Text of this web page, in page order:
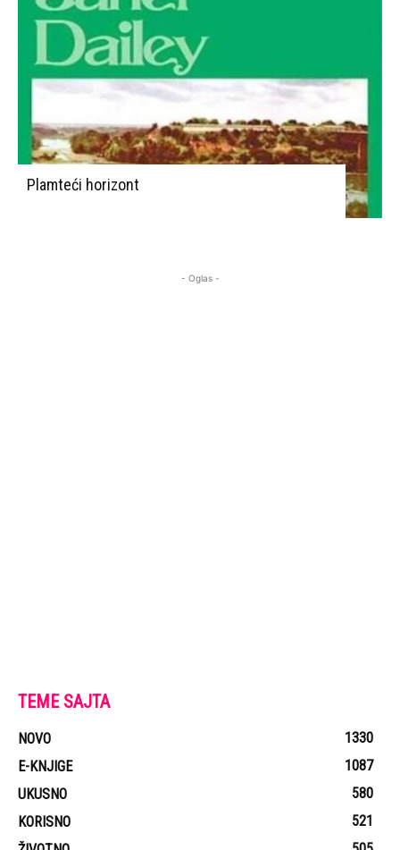
Plamteći horizont
- Oglas -
TEME SAJTA
NOVO
1330
E-KNJIGE
1087
UKUSNO
580
KORISNO
521